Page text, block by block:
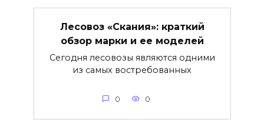
Лесовоз «Скания»: краткий
обзор марки и ее моделей
Сегодня лесовозы являются одними
из самых востребованных
0 0